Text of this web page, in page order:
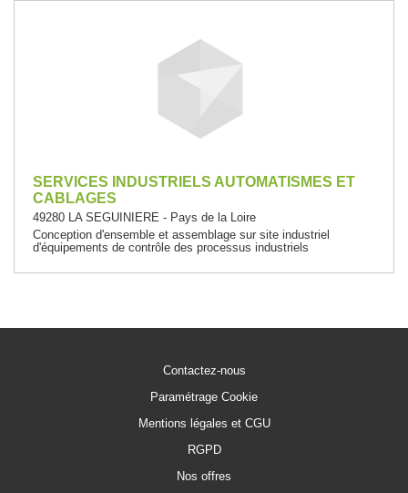
SERVICES INDUSTRIELS AUTOMATISMES ET
CABLAGES
49280 LA SEGUINIERE - Pays de la Loire
Conception d'ensemble et assemblage sur site industriel
d'équipements de contrôle des processus industriels
Contactez-nous
Paramétrage Cookie
Mentions légales et CGU
RGPD
Nos offres